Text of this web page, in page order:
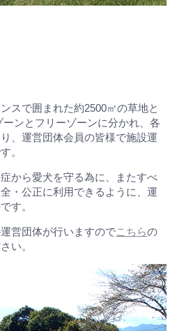
スで囲まれた約2500㎥の草地と
ンとフリーゾーンに分かれ、各
、運営団体会員の皆様で施設運
。
から愛犬を守る為に、またすべ
・公正に利用できるように、運
す。
営団体が行いますのでこちらの
い。